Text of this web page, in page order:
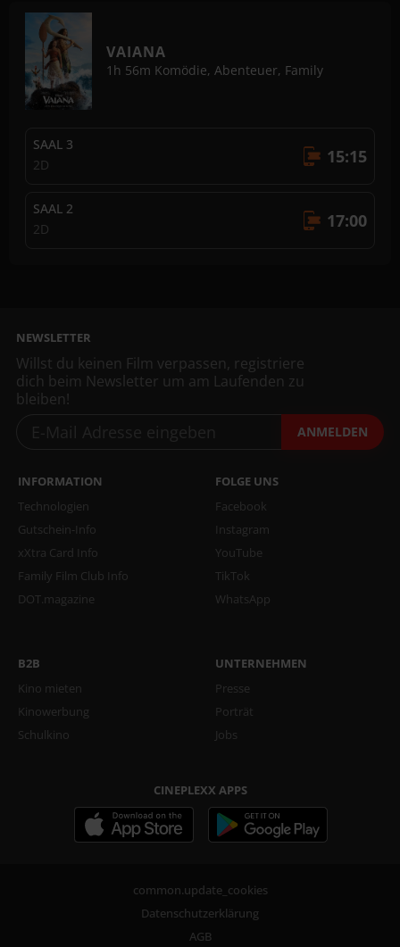
VAIANA
Komödie, Abenteuer, Family
1h 56m
15:15
SAAL 3
2D
17:00
SAAL 2
2D
NEWSLETTER
Willst du keinen Film verpassen, registriere
dich beim Newsletter um am Laufenden zu
bleiben!
ANMELDEN
INFORMATION
Technologien
Gutschein-Info
xXtra Card Info
Family Film Club Info
DOT.magazine
FOLGE UNS
Facebook
Instagram
YouTube
TikTok
WhatsApp
B2B
Kino mieten
Kinowerbung
Schulkino
UNTERNEHMEN
Presse
Porträt
Jobs
CINEPLEXX APPS
common.update_cookies
Datenschutzerklärung
AGB